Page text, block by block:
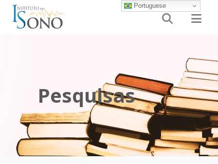
 
Pesquisas
Portuguese